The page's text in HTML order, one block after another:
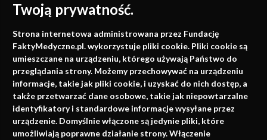
Twoją prywatność.
Strona internetowa administrowana przez Fundację
FaktyMedyczne.pl. wykorzystuje pliki cookie. Pliki cookie są
umieszczane na urządzeniu, którego używają Państwo do
przeglądania strony. Możemy przechowywać na urządzeniu
informacje, takie jak pliki cookie, i uzyskać do nich dostęp, a
także przetwarzać dane osobowe, takie jak niepowtarzalne
identyfikatory i standardowe informacje wysyłane przez
urządzenie. Domyślnie włączone są jedynie pliki, które
umożliwiają poprawne działanie strony. Włączenie
Medycyna oparta na
faktach
Konferencje, szkolenia, e-learning, wydawnictwo